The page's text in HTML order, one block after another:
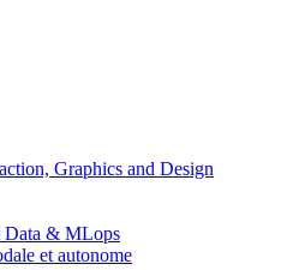
Graphics and Design
Data & MLops
et autonome